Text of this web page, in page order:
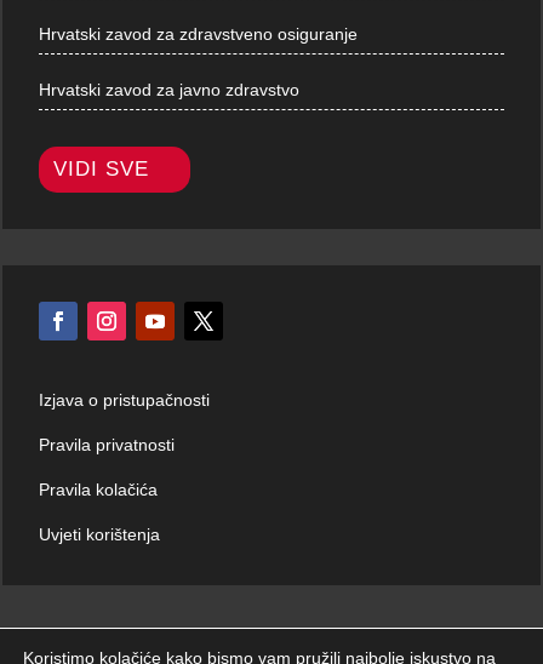
Hrvatski zavod za zdravstveno osiguranje
Hrvatski zavod za javno zdravstvo
VIDI SVE
Izjava o pristupačnosti
Pravila privatnosti
Pravila kolačića
Uvjeti korištenja
Koristimo kolačiće kako bismo vam pružili najbolje iskustvo na